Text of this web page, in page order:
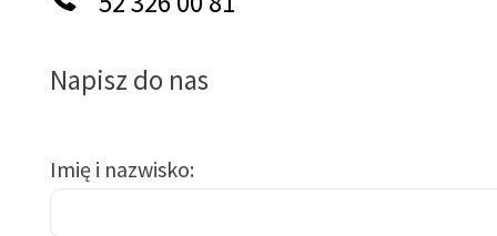
Napisz do nas
Imię i nazwisko